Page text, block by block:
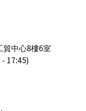
貿中心8樓6室
17:45)